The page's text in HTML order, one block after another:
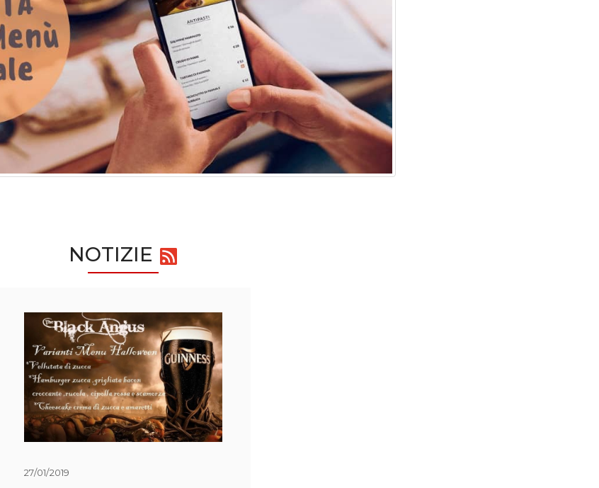
NOTIZIE
27/01/2019